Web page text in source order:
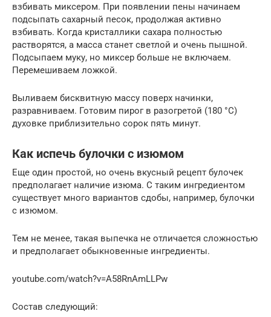
взбивать миксером. При появлении пены начинаем
подсыпать сахарный песок, продолжая активно
взбивать. Когда кристаллики сахара полностью
растворятся, а масса станет светлой и очень пышной.
Подсыпаем муку, но миксер больше не включаем.
Перемешиваем ложкой.
Выливаем бисквитную массу поверх начинки,
разравниваем. Готовим пирог в разогретой (180 °C)
духовке приблизительно сорок пять минут.
Как испечь булочки с изюмом
Еще один простой, но очень вкусный рецепт булочек
предполагает наличие изюма. С таким ингредиентом
существует много вариантов сдобы, например, булочки
с изюмом.
Тем не менее, такая выпечка не отличается сложностью
и предполагает обыкновенные ингредиенты.
youtube.com/watch?v=A58RnAmLLPw
Состав следующий: